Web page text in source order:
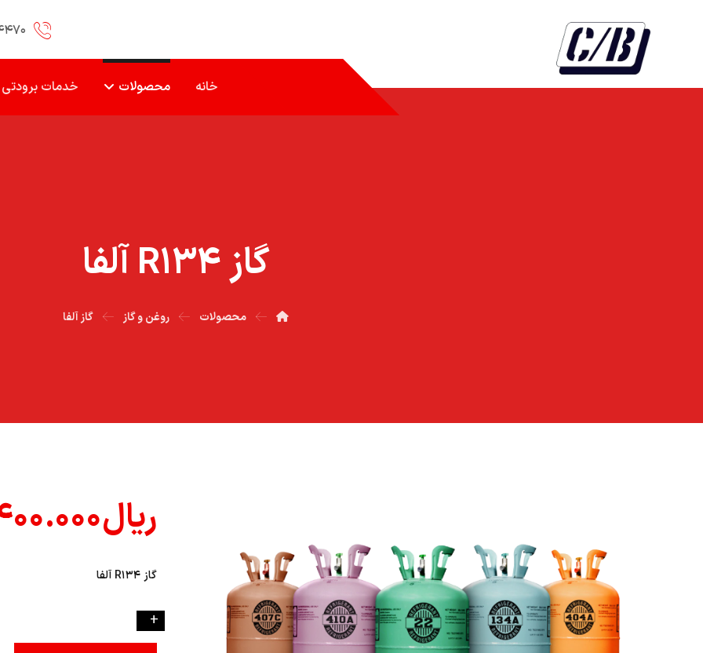
خانه محصولات خدمات برودتی
گاز R۱۳۴ آلفا
محصولات روغن و گاز گاز آلفا
ریال
گاز R۱۳۴ آلفا
+